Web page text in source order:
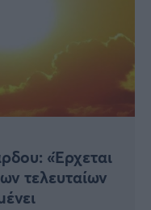
«Έρχεται
τελευταίων